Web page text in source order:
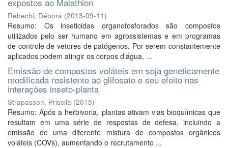
Rebechi, Débora (2013-09-11)
Resumo: Os inseticidas organofosforados são compostos
utilizados pelo ser humano em agrossistemas e em programas
de controle de vetores de patógenos. Por serem constantemente
aplicados podem atingir os corpos d'água, ...
Emissão de compostos voláteis em soja geneticamente
modificada resistente ao glifosato e seu efeito nas
interações inseto-planta
Strapasson, Priscila (2015)
Resumo: Após a herbivoria, plantas ativam vias bioquímicas que
resultam em uma série de respostas de defesa, incluindo a
emissão de uma diferente mistura de compostos orgânicos
voláteis (COVs), aumentando o recrutamento ...